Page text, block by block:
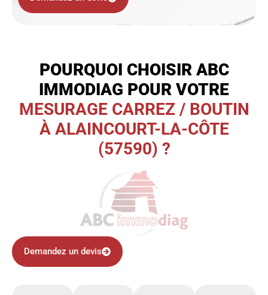
POURQUOI CHOISIR ABC
IMMODIAG POUR VOTRE
MESURAGE CARREZ / BOUTIN
À ALAINCOURT-LA-CÔTE
(57590) ?
Demandez un devis